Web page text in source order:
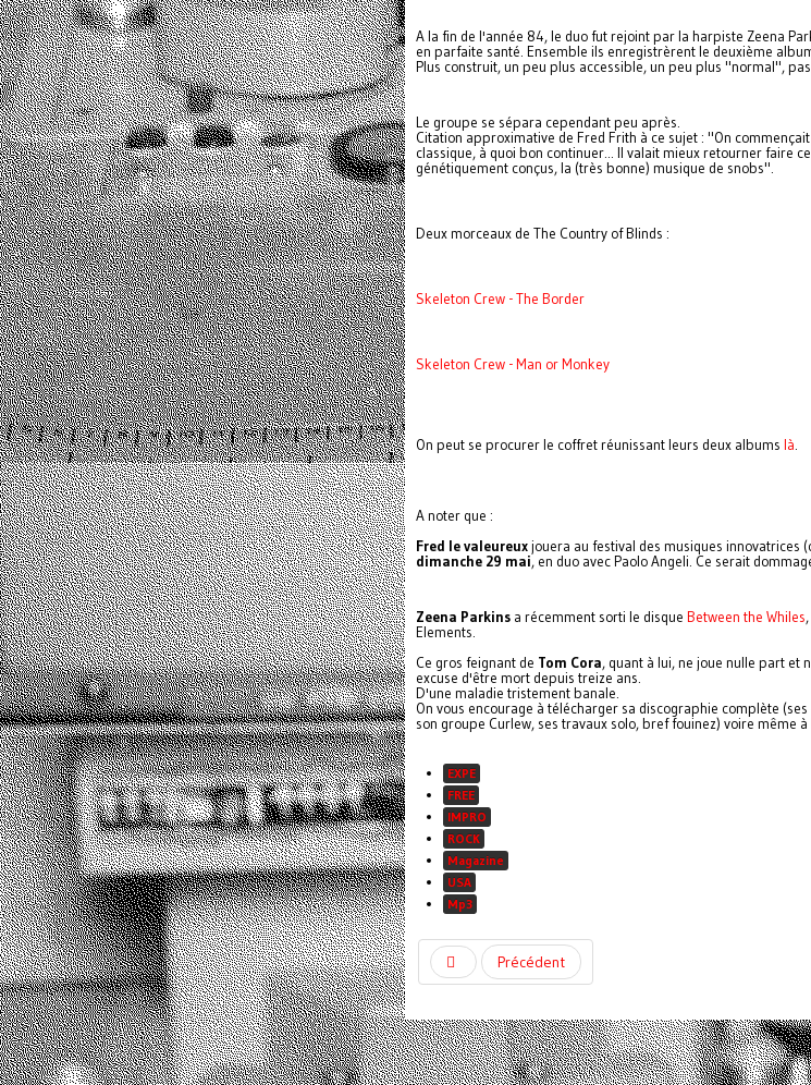
A la fin de l'année 84, le duo fut rejoint par la harpiste Zeena
en parfaite santé. Ensemble ils enregistrèrent le deuxième
Plus construit, un peu plus accessible, un peu plus "normal",
Le groupe se sépara cependant peu après.
Citation approximative de Fred Frith à ce sujet : "On
classique, à quoi bon continuer... Il valait mieux retourner faire
génétiquement conçus, la (très bonne) musique de snobs".
Deux morceaux de The Country of Blinds :
Skeleton Crew - The Border
Skeleton Crew - Man or Monkey
On peut se procurer le coffret réunissant leurs deux albums là.
A noter que :
Fred le valeureuxjouera au festival des musiques innovatrices
dimanche 29 mai, en duo avec Paolo Angeli. Ce serait
Zeena Parkins a récemment sorti le disque Between the Whiles
Elements.
Ce gros feignant de Tom Cora, quant à lui, ne joue nulle part et
excuse d'être mort depuis treize ans.
D'une maladie tristement banale.
On vous encourage à télécharger sa discographie complète
son groupe Curlew, ses travaux solo, bref fouinez) voire même
EXPE
FREE
IMPRO
ROCK
Magazine
USA
Mp3
Précédent